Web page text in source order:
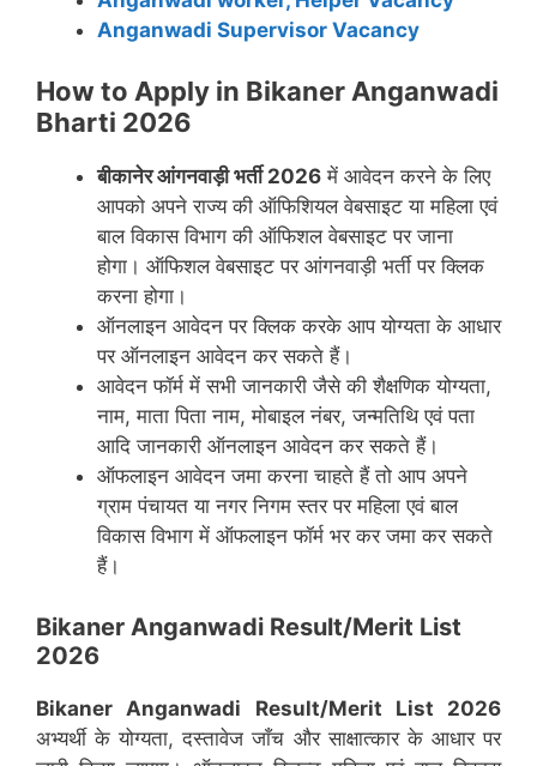
Anganwadi Supervisor Vacancy
How to Apply in Bikaner Anganwadi
Bharti 2026
बीकानेरआंगनवाड़ी भर्ती 2026 में आवेदन करने के लिए
आपको अपने राज्य की ऑफिशियल वेबसाइट या महिला एवं
बाल विकास विभाग की ऑफिशल वेबसाइट पर जाना
होगा। ऑफिशल वेबसाइट पर आंगनवाड़ी भर्ती पर क्लिक
करना होगा।
ऑनलाइन आवेदन पर क्लिक करके आप योग्यता के आधार
पर ऑनलाइन आवेदन कर सकते हैं।
आवेदन फॉर्म में सभी जानकारी जैसे की शैक्षणिक योग्यता,
नाम, माता पिता नाम, मोबाइल नंबर, जन्मतिथि एवं पता
आदि जानकारी ऑनलाइन आवेदन कर सकते हैं।
ऑफलाइन आवेदन जमा करना चाहते हैं तो आप अपने
ग्राम पंचायत या नगर निगम स्तर पर महिला एवं बाल
विकास विभाग में ऑफलाइन फॉर्म भर कर जमा कर सकते
हैं।
Bikaner Anganwadi Result/Merit List
2026
Bikaner Anganwadi Result/Merit List 2026
अभ्यर्थी के योग्यता, दस्तावेज जाँच और साक्षात्कार के आधार पर